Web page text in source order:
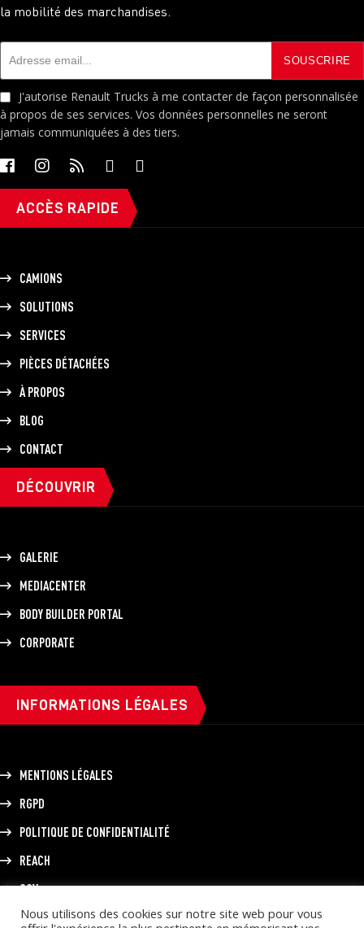
la mobilité des marchandises.
J'autorise Renault Trucks à me contacter de façon personnalisée
à propos de ses services. Vos données personnelles ne seront
jamais communiquées à des tiers.
ACCÈS RAPIDE
CAMIONS
SOLUTIONS
SERVICES
PIÈCES DÉTACHÉES
À PROPOS
BLOG
CONTACT
DÉCOUVRIR
GALERIE
MEDIACENTER
BODY BUILDER PORTAL
CORPORATE
INFORMATIONS LÉGALES
MENTIONS LÉGALES
RGPD
POLITIQUE DE CONFIDENTIALITÉ
REACH
CGV
Nous utilisons des cookies sur notre site web pour vous